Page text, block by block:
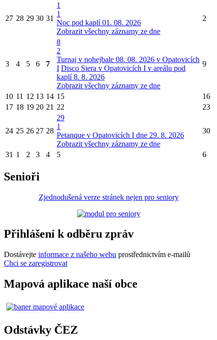
27 28 29 30 31
1
1
Noc pod kaplí 01. 08. 2026
Zobrazit všechny záznamy ze dne
2
3 4 5 6 7
8
2
Turnaj v nohejbale 08. 08. 2026 v Opatovicích
I Disco Siera v Opatovicích I v areálu pod
kaplí 8. 8. 2026
Zobrazit všechny záznamy ze dne
9
10 11 12 13 14 15
16
17 18 19 20 21 22 23
24 25 26 27 28
29
1
Petanque v Opatovicích I dne 29. 8. 2026
Zobrazit všechny záznamy ze dne
30
31 1 2 3 4 5 6
Senioři
Zjednodušená verze stránek nejen pro seniory
Přihlášení k odběru zpráv
Dostávejte informace z našeho webu prostřednictvím e-mailů
Chci se zaregistrovat
Mapová aplikace naší obce
Odstávky ČEZ